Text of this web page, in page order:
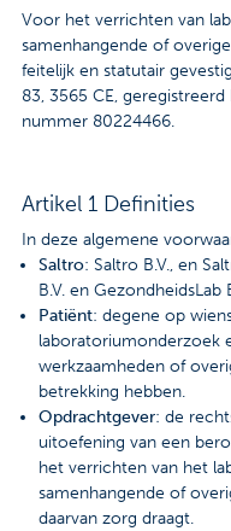
Afspraak maken
Praktische informatie
Onderzoeken
Trombosedienst
Voor het verrichten van
samenhangende of
feitelijk en statutair
83, 3565 CE,
nummer 80224466.
Artikel 1 Definities
In deze algemene
Saltro: Saltro B.V., en
B.V. en GezondheidsLab
Patiënt: degene op
laboratoriumonderzoek
werkzaamheden of
betrekking hebben.
Opdrachtgever: de
uitoefening van een
het verrichten van het
samenhangende of
daarvan zorg draagt.